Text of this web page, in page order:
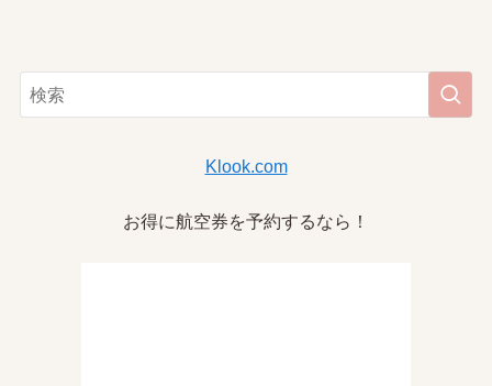
Klook.com
お得に航空券を予約するなら！